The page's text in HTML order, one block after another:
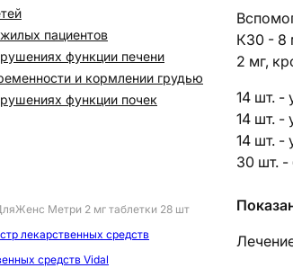
пациентов
функции печени
и кормлении грудью
функции почек
Метри 2 мг таблетки 28 шт
лекарственных средств
средств Vidal
К30 - 8
2 мг,
14 шт. -
14 шт. -
14 шт. -
30 шт. -